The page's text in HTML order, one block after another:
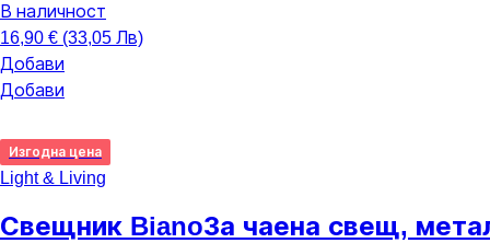
В наличност
16,90 € (33,05 Лв)
Добави
Добави
Изгодна цена
Light & Living
Свещник BianoЗа чаена свещ,